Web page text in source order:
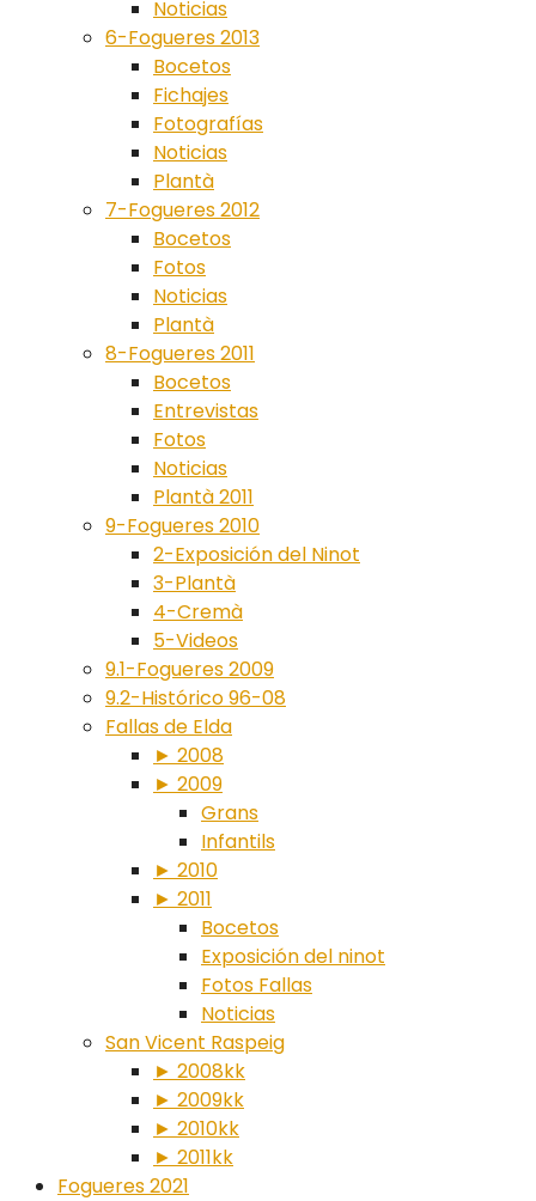
Noticias
6-Fogueres 2013
Bocetos
Fichajes
Fotografías
Noticias
Plantà
7-Fogueres 2012
Bocetos
Fotos
Noticias
Plantà
8-Fogueres 2011
Bocetos
Entrevistas
Fotos
Noticias
Plantà 2011
9-Fogueres 2010
2-Exposición del Ninot
3-Plantà
4-Cremà
5-Videos
9.1-Fogueres 2009
9.2-Histórico 96-08
Fallas de Elda
► 2008
► 2009
Grans
Infantils
► 2010
► 2011
Bocetos
Exposición del ninot
Fotos Fallas
Noticias
San Vicent Raspeig
► 2008kk
► 2009kk
► 2010kk
► 2011kk
Fogueres 2021